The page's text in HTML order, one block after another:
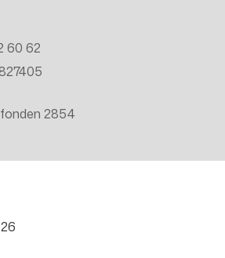
60 62
2854